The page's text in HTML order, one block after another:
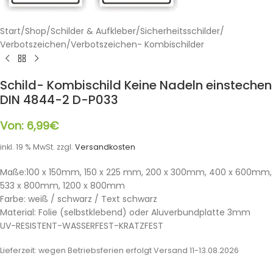
Start/Shop/Schilder & Aufkleber/Sicherheitsschilder/
Verbotszeichen/Verbotszeichen- Kombischilder
Schild- Kombischild Keine Nadeln einstechen
DIN 4844-2 D-P033
Von: 6,99€
inkl. 19 % MwSt. zzgl. Versandkosten
Maße:100 x 150mm, 150 x 225 mm, 200 x 300mm, 400 x 600mm,
533 x 800mm, 1200 x 800mm
Farbe: weiß / schwarz / Text schwarz
Material: Folie (selbstklebend) oder Aluverbundplatte 3mm
UV-RESISTENT-WASSERFEST-KRATZFEST
Lieferzeit: wegen Betriebsferien erfolgt Versand 11-13.08.2026